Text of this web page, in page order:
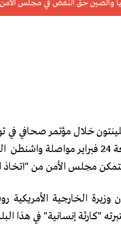
خلال مؤتمر صحافي في
هناك يوم الجمعة 24 فبراير
مجلس الأمن من "اتخاذ
وزيرة الخارجية
"كارثة إنسانية" في هذا